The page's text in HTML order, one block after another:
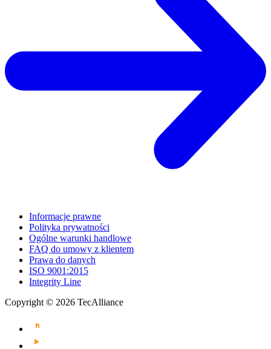
Informacje prawne
Polityka prywatności
Ogólne warunki handlowe
FAQ do umowy z klientem
Prawa do danych
ISO 9001:2015
Integrity Line
Copyright © 2026 TecAlliance